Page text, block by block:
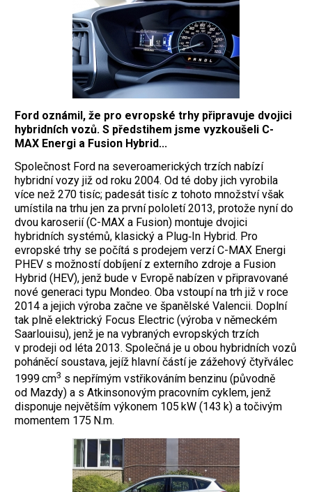
Ford oznámil, že pro evropské trhy připravuje dvojici
hybridních vozů. S předstihem jsme vyzkoušeli C-
MAX Energi a Fusion Hybrid...
Společnost Ford na severoamerických trzích nabízí
hybridní vozy již od roku 2004. Od té doby jich vyrobila
více než 270 tisíc; padesát tisíc z tohoto množství však
umístila na trhu jen za první pololetí 2013, protože nyní do
dvou karoserií (C-MAX a Fusion) montuje dvojici
hybridních systémů, klasický a Plug‑In Hybrid. Pro
evropské trhy se počítá s prodejem verzí C-MAX Energi
PHEV s možností dobíjení z externího zdroje a Fusion
Hybrid (HEV), jenž bude v Evropě nabízen v připravované
nové generaci typu Mondeo. Oba vstoupí na trh již v roce
2014 a jejich výroba začne ve španělské Valencii. Doplní
tak plně elektrický Focus Electric (výroba v německém
Saarlouisu), jenž je na vybraných evropských trzích
v prodeji od léta 2013. Společná je u obou hybridních vozů
poháněcí soustava, jejíž hlavní částí je zážehový čtyřválec
1999 cm3 s nepřímým vstřikováním benzinu (původně
od Mazdy) a s Atkinsonovým pracovním cyklem, jenž
disponuje největším výkonem 105 kW (143 k) a točivým
momentem 175 N.m.